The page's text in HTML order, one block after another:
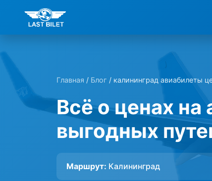
Главная / Блог / калининград авиабилеты
Всё о ценах на
выгодных
Маршрут: Калининград